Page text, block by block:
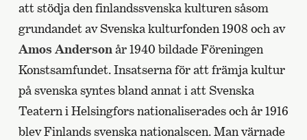
att stödja den finlandssvenska kulturen såsom
grundandet av Svenska kulturfonden 1908 och av
Amos Andersonår 1940 bildade Föreningen
Konstsamfundet. Insatserna för att främja kultur
på svenska syntes bland annat i att Svenska
Teatern i Helsingfors nationaliserades och år 1916
blev Finlands svenska nationalscen. Man värnade